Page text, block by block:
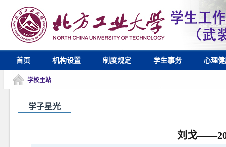
首页 机构设置 制度规定 学生事务 心理
学校主站
学子星光
刘戈